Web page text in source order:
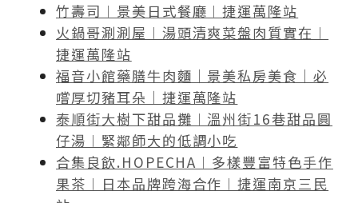
竹壽司︱景美日式餐廳︱捷運萬隆站
火鍋哥涮涮屋︱湯頭清爽菜盤肉質實在︱
捷運萬隆站
福音小館藥膳牛肉麵｜景美私房美食｜必
嚐厚切豬耳朵｜捷運萬隆站
泰順街大樹下甜品攤︱溫州街16巷甜品圓
仔湯︱緊鄰師大的低調小吃
合集良飲.HOPECHA︱多樣豐富特色手作
果茶︱日本品牌跨海合作︱捷運南京三民